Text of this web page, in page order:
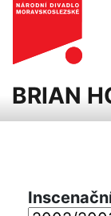
BRIAN